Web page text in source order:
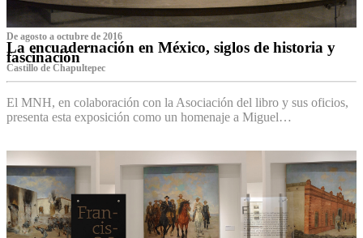
De agosto a octubre de 2016
La encuadernación en México, siglos de historia y
fascinación
Castillo de Chapultepec
El MNH, en colaboración con la Asociación del libro y sus oficios,
presenta esta exposición como un homenaje a Miguel…